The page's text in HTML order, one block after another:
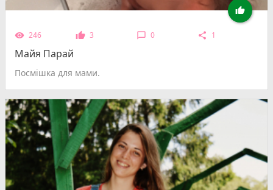

remove_red_eye 246 thumb_up 3 chat_bubble_outline 0 share 1
Майя Парай
Посмішка для мами.